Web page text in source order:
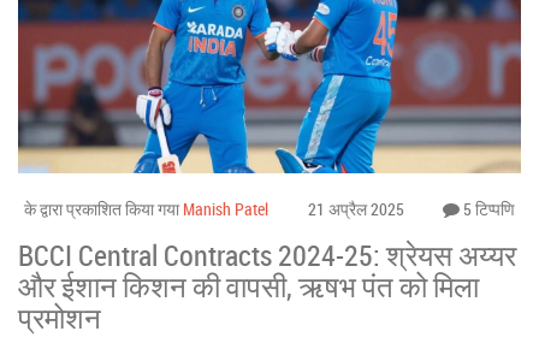
के द्वारा प्रकाशित किया गया Manish Patel 21 अप्रैल 2025 5 टिप्पणि
BCCI Central Contracts 2024-25: श्रेयस अय्यर
और ईशान किशन की वापसी, ऋषभ पंत को मिला
प्रमोशन